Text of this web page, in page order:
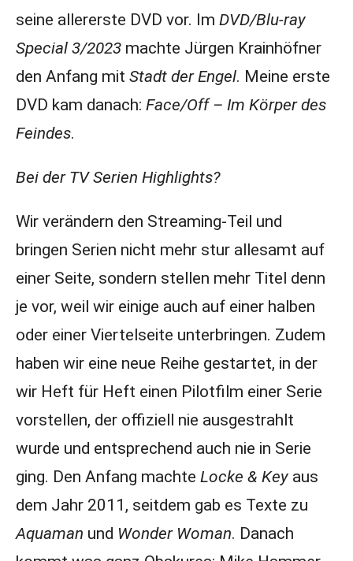
seine allererste DVD vor. Im DVD/Blu-ray
Special 3/2023machte Jürgen Krainhöfner
den Anfang mit Stadt der Engel. Meine erste
DVD kam danach: Face/Off – Im Körper des
Feindes.
Bei der TV Serien Highlights?
Wir verändern den Streaming-Teil und
bringen Serien nicht mehr stur allesamt auf
einer Seite, sondern stellen mehr Titel denn
je vor, weil wir einige auch auf einer halben
oder einer Viertelseite unterbringen. Zudem
haben wir eine neue Reihe gestartet, in der
wir Heft für Heft einen Pilotfilm einer Serie
vorstellen, der offiziell nie ausgestrahlt
wurde und entsprechend auch nie in Serie
ging. Den Anfang machte Locke & Keyaus
dem Jahr 2011, seitdem gab es Texte zu
Aquaman und Wonder Woman. Danach